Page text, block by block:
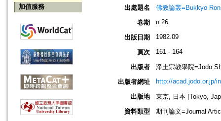
加值服務
出處題名
佛教論叢=Bukkyo
卷期
n.26
出版日期 1982.09
頁次 161 - 164
出版者
淨土宗教學院=Jodo
出版者網址
http://acad.jodo.or.jp/
出版地
東京, 日本 [Tokyo,
資料類型
期刊論文=Journal